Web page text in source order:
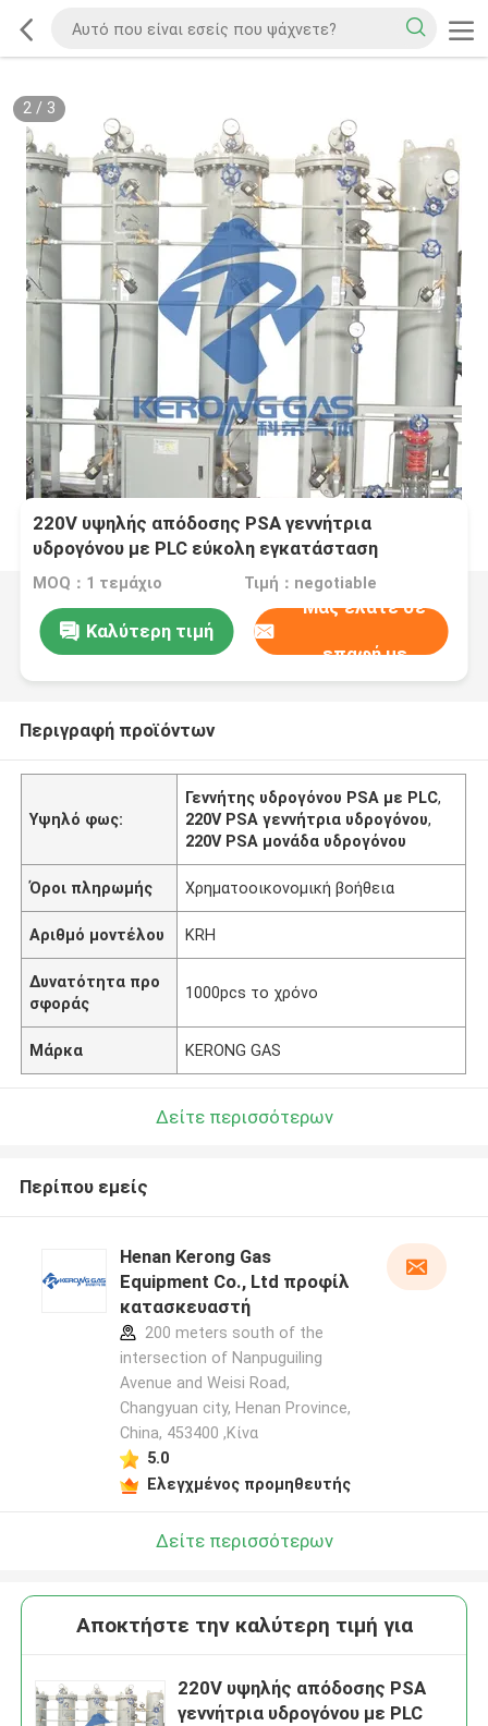
2/ 3
220V υψηλής απόδοσης PSA γεννήτρια
υδρογόνου με PLC εύκολη εγκατάσταση
MOQ：1 τεμάχιο Τιμή：negotiable
Καλύτερη τιμή
Μας ελάτε σε
επαφή με
Περιγραφή προϊόντων
Υψηλό φως:
Γεννήτης υδρογόνου PSA με PLC,
220V PSA γεννήτρια υδρογόνου,
220V PSA μονάδα υδρογόνου
Όροι πληρωμής Χρηματοοικονομική βοήθεια
Αριθμό μοντέλου KRH
Δυνατότητα προ
σφοράς
1000pcs το χρόνο
Μάρκα KERONG GAS
Δείτε περισσότερων
Περίπου εμείς
Henan Kerong Gas
Equipment Co., Ltd προφίλ
κατασκευαστή
200 meters south of the
intersection of Nanpuguiling
Avenue and Weisi Road,
Changyuan city, Henan Province,
China, 453400 ,Κίνα
5.0
Ελεγχμένος προμηθευτής
Δείτε περισσότερων
Αποκτήστε την καλύτερη τιμή για
220V υψηλής απόδοσης PSA
γεννήτρια υδρογόνου με PLC